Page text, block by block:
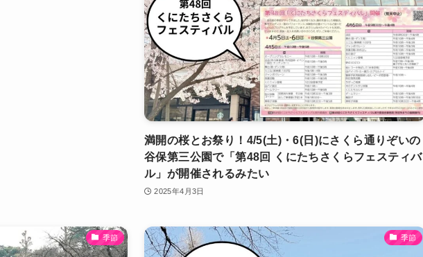
満開の桜とお祭り！4/5(土)・6(日)にさくら通りぞいの
谷保第三公園で「第48回 くにたちさくらフェスティバ
ル」が開催されるみたい
2025年4月3日
季節 季節